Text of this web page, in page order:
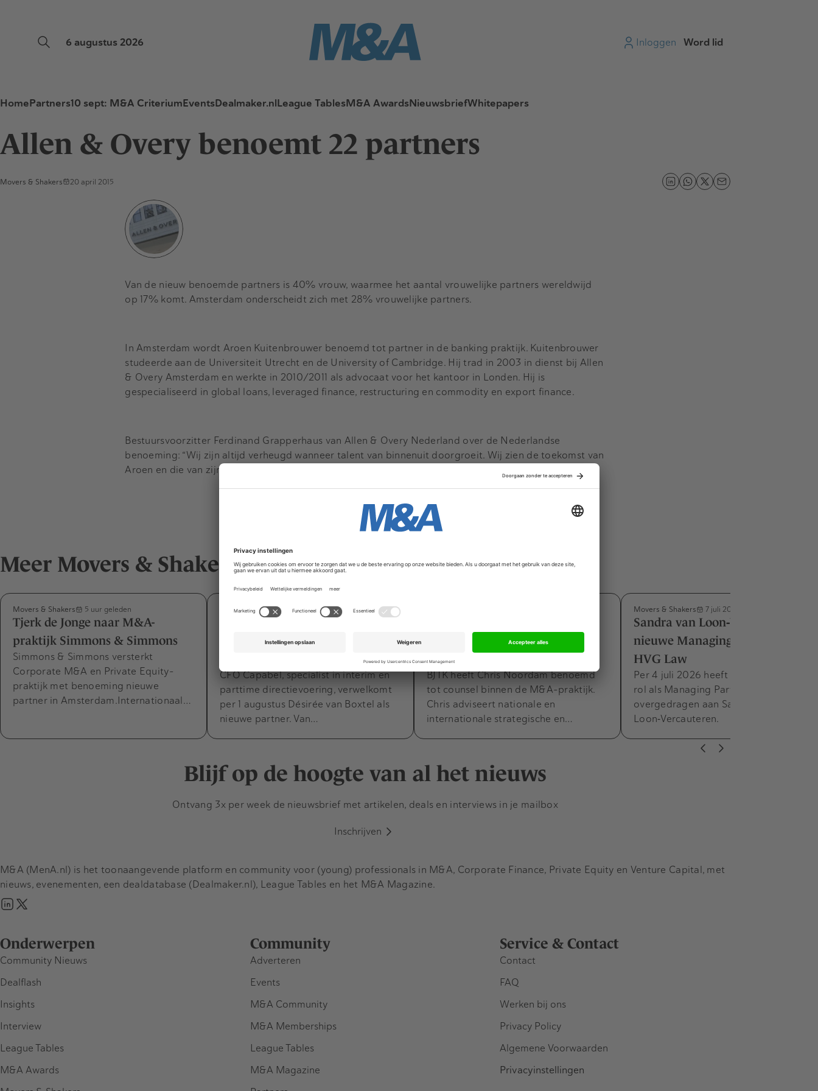
6 augustus 2026 Inloggen Word lid
HomePartners10 sept: M&A CriteriumEventsDealmaker.nlLeague TablesM&A AwardsNieuwsbriefWhitepapers
Allen & Overy benoemt 22 partners
Movers & Shakers 20 april 2015
Van de nieuw benoemde partners is 40% vrouw, waarmee het aantal vrouwelijke partners wereldwijd
op 17% komt. Amsterdam onderscheidt zich met 28% vrouwelijke partners.
In Amsterdam wordt Aroen Kuitenbrouwer benoemd tot partner in de banking praktijk. Kuitenbrouwer
studeerde aan de Universiteit Utrecht en de University of Cambridge. Hij trad in 2003 in dienst bij Allen
& Overy Amsterdam en werkte in 2010/2011 als advocaat voor het kantoor in Londen. Hij is
gespecialiseerd in global loans, leveraged finance, restructuring en commodity en export finance.
Bestuursvoorzitter Ferdinand Grapperhaus van Allen & Overy Nederland over de Nederlandse
benoeming: “Wij zijn altijd verheugd wanneer talent van binnenuit doorgroeit. Wij zien de toekomst van
Aroen en die van zijn praktijk vol vertrouwen tegemoet en feliciteren hem van harte.”
Meer Movers & Shakers
Movers & Shakers 5 uur geleden
Tjerk de Jonge naar M&A-
praktijk Simmons & Simmons
Simmons & Simmons versterkt
Corporate M&A en Private Equity-
praktijk met benoeming nieuwe
partner in Amsterdam.Internationaal…
Movers & Shakers Gisteren om 09:40
Capabel met private equity-
CFO Capabel, specialist in interim en
parttime directievoering, verwelkomt
per 1 augustus Désirée van Boxtel als
nieuwe partner. Van…
tot counsel binnen de M&A-
praktijk
BJTK heeft Chris Noordam benoemd
tot counsel binnen de M&A-praktijk.
Chris adviseert nationale en
internationale strategische en…
Movers & Shakers 7 juli 2026
Sandra van Loon‑Vercauteren
nieuwe Managing Partner bij
HVG Law
Per 4 juli 2026 heeft Frank Zandee zijn
rol als Managing Partner van HVG Law
overgedragen aan Sandra van
Loon‑Vercauteren.
Blijf op de hoogte van al het nieuws
Ontvang 3x per week de nieuwsbrief met artikelen, deals en interviews in je mailbox
Inschrijven
Onderwerpen
Community Nieuws
Dealflash
Insights
Interview
League Tables
M&A Awards
Community
Adverteren
Events
M&A Community
M&A Memberships
League Tables
M&A Magazine
Service & Contact
Contact
FAQ
Werken bij ons
Privacy Policy
Algemene Voorwaarden
Privacyinstellingen
M&A (MenA.nl) is het toonaangevende platform en community voor (young) professionals in M&A, Corporate Finance, Private Equity en Venture Capital, met
nieuws, evenementen, een dealdatabase (Dealmaker.nl), League Tables en het M&A Magazine.